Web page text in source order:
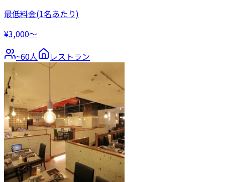
最低料金(1名あたり)
¥3,000〜
~60人 レストラン